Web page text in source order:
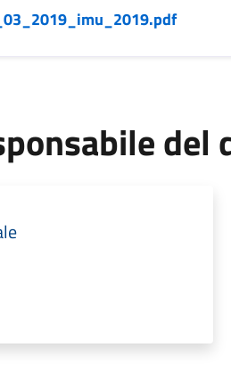
del